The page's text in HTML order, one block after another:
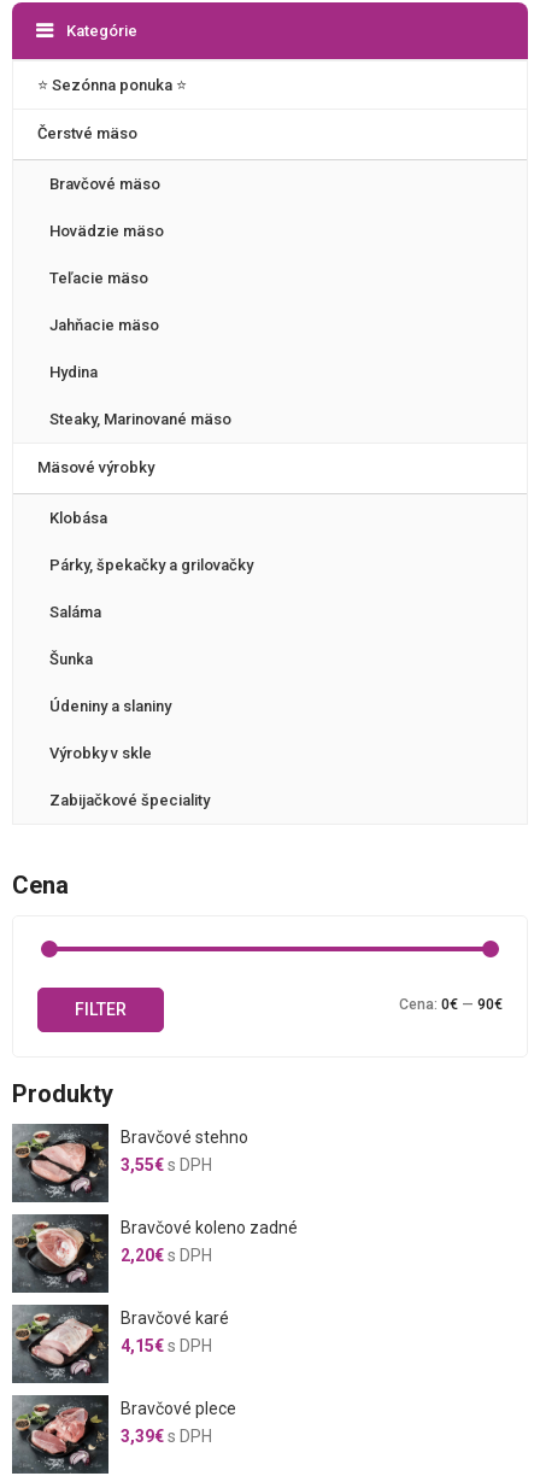
Kategórie
⭐️ Sezónna ponuka ⭐️
Čerstvé mäso
Bravčové mäso
Hovädzie mäso
Teľacie mäso
Jahňacie mäso
Hydina
Steaky, Marinované mäso
Mäsové výrobky
Klobása
Párky, špekačky a grilovačky
Saláma
Šunka
Údeniny a slaniny
Výrobky v skle
Zabijačkové špeciality
Cena
FILTER Cena: 0€ — 90€
Produkty
Bravčové stehno
3,55€s DPH
Bravčové koleno zadné
2,20€s DPH
Bravčové karé
4,15€s DPH
Bravčové plece
3,39€s DPH